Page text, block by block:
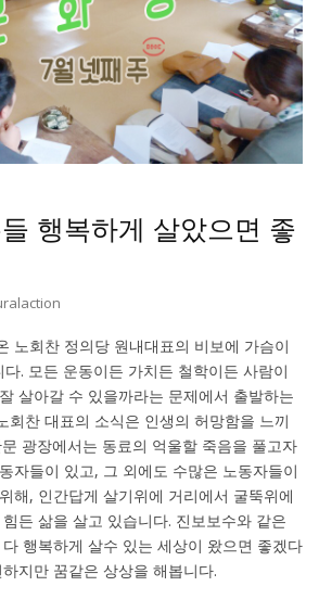
행복하게 살았으면 좋
노회찬 정의당 원내대표의 비보에 가슴이
. 모든 운동이든 가치든 철학이든 사람이
살아갈 수 있을까라는 문제에서 출발하는
회찬 대표의 소식은 인생의 허망함을 느끼
광장에서는 동료의 억울할 죽음을 풀고자
자들이 있고, 그 외에도 수많은 노동자들이
해, 인간답게 살기위에 거리에서 굴뚝위에
든 삶을 살고 있습니다. 진보보수와 같은
행복하게 살수 있는 세상이 왔으면 좋겠다
지만 꿈같은 상상을 해봅니다.